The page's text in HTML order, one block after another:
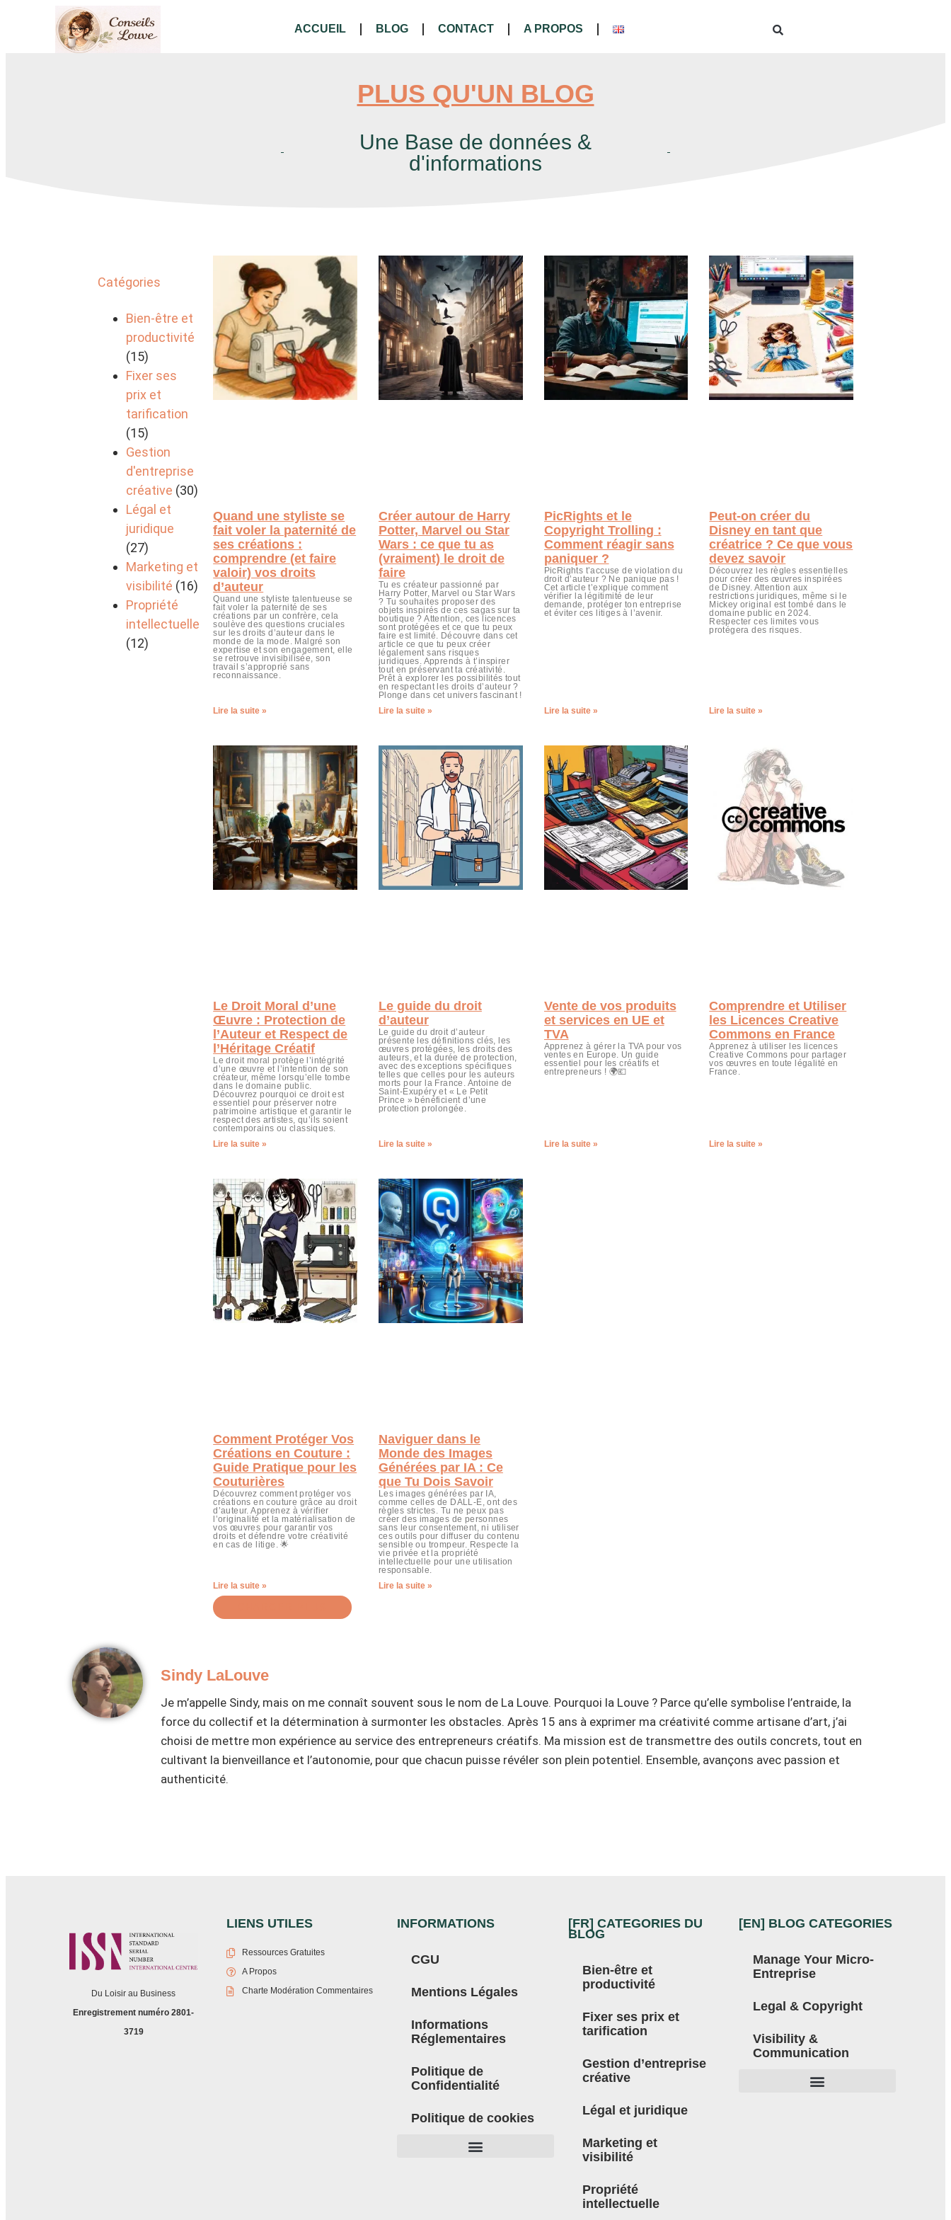
ACCUEIL BLOG CONTACT A PROPOS
PLUS QU'UN BLOG
Une Base de données &
d'informations
Catégories
Bien-être et
productivité
(15)
Fixer ses
prix et
tarification
(15)
Gestion
d'entreprise
créative (30)
Légal et
juridique
(27)
Marketing et
visibilité (16)
Propriété
intellectuelle
(12)
Quand une styliste se
fait voler la paternité de
ses créations :
comprendre (et faire
valoir) vos droits
d’auteur
Quand une styliste talentueuse se
fait voler la paternité de ses
créations par un confrère, cela
soulève des questions cruciales
sur les droits d’auteur dans le
monde de la mode. Malgré son
expertise et son engagement, elle
se retrouve invisibilisée, son
travail s’approprié sans
reconnaissance.
Lire la suite »
Créer autour de Harry
Potter, Marvel ou Star
Wars : ce que tu as
(vraiment) le droit de
faire
Tu es créateur passionné par
Harry Potter, Marvel ou Star Wars
? Tu souhaites proposer des
objets inspirés de ces sagas sur ta
boutique ? Attention, ces licences
sont protégées et ce que tu peux
faire est limité. Découvre dans cet
article ce que tu peux créer
légalement sans risques
juridiques. Apprends à t’inspirer
tout en préservant ta créativité.
Prêt à explorer les possibilités tout
en respectant les droits d’auteur ?
Plonge dans cet univers fascinant !
Lire la suite »
PicRights et le
Copyright Trolling :
Comment réagir sans
paniquer ?
PicRights t’accuse de violation du
droit d’auteur ? Ne panique pas !
Cet article t’explique comment
vérifier la légitimité de leur
demande, protéger ton entreprise
et éviter ces litiges à l’avenir.
Lire la suite »
Peut-on créer du
Disney en tant que
créatrice ? Ce que vous
devez savoir
Découvrez les règles essentielles
pour créer des œuvres inspirées
de Disney. Attention aux
restrictions juridiques, même si le
Mickey original est tombé dans le
domaine public en 2024.
Respecter ces limites vous
protégera des risques.
Lire la suite »
Le Droit Moral d’une
Œuvre : Protection de
l’Auteur et Respect de
l’Héritage Créatif
Le droit moral protège l’intégrité
d’une œuvre et l’intention de son
créateur, même lorsqu’elle tombe
dans le domaine public.
Découvrez pourquoi ce droit est
essentiel pour préserver notre
patrimoine artistique et garantir le
respect des artistes, qu’ils soient
contemporains ou classiques.
Lire la suite »
Le guide du droit
d’auteur
Le guide du droit d’auteur
présente les définitions clés, les
œuvres protégées, les droits des
auteurs, et la durée de protection,
avec des exceptions spécifiques
telles que celles pour les auteurs
morts pour la France. Antoine de
Saint-Exupéry et « Le Petit
Prince » bénéficient d’une
protection prolongée.
Lire la suite »
Vente de vos produits
et services en UE et
TVA
Apprenez à gérer la TVA pour vos
ventes en Europe. Un guide
essentiel pour les créatifs et
entrepreneurs ! 🌍💶
Lire la suite »
Comprendre et Utiliser
les Licences Creative
Commons en France
Apprenez à utiliser les licences
Creative Commons pour partager
vos œuvres en toute légalité en
France.
Lire la suite »
Comment Protéger Vos
Créations en Couture :
Guide Pratique pour les
Couturières
Découvrez comment protéger vos
créations en couture grâce au droit
d’auteur. Apprenez à vérifier
l’originalité et la matérialisation de
vos œuvres pour garantir vos
droits et défendre votre créativité
en cas de litige. 🌟
Lire la suite »
Naviguer dans le
Monde des Images
Générées par IA : Ce
que Tu Dois Savoir
Les images générées par IA,
comme celles de DALL-E, ont des
règles strictes. Tu ne peux pas
créer des images de personnes
sans leur consentement, ni utiliser
ces outils pour diffuser du contenu
sensible ou trompeur. Respecte la
vie privée et la propriété
intellectuelle pour une utilisation
responsable.
Lire la suite »
Sindy LaLouve
Je m’appelle Sindy, mais on me connaît souvent sous le nom de La Louve. Pourquoi la Louve ? Parce qu’elle symbolise l’entraide, la
force du collectif et la détermination à surmonter les obstacles. Après 15 ans à exprimer ma créativité comme artisane d’art, j’ai
choisi de mettre mon expérience au service des entrepreneurs créatifs. Ma mission est de transmettre des outils concrets, tout en
cultivant la bienveillance et l’autonomie, pour que chacun puisse révéler son plein potentiel. Ensemble, avançons avec passion et
authenticité.
Du Loisir au Business
Enregistrement numéro 2801-
3719
LIENS UTILES
Ressources Gratuites
A Propos
Charte Modération Commentaires
INFORMATIONS
CGU
Mentions Légales
Informations
Réglementaires
Politique de
Confidentialité
Politique de cookies
[FR] CATEGORIES DU
BLOG
Bien-être et
productivité
Fixer ses prix et
tarification
Gestion d’entreprise
créative
Légal et juridique
Marketing et
visibilité
Propriété
intellectuelle
[EN] BLOG CATEGORIES
Manage Your Micro-
Entreprise
Legal & Copyright
Visibility &
Communication